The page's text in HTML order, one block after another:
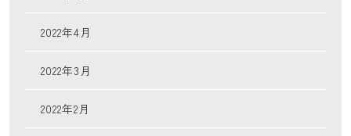
2022年4月
2022年3月
2022年2月